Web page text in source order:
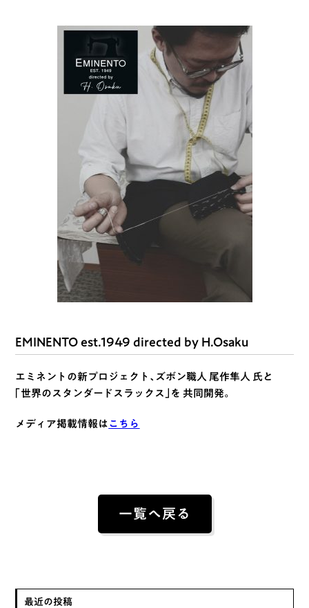
EMINENTO est.1949 directed by H.Osaku
エミネントの新プロジェクト、ズボン職人 尾作隼人 氏と
「世界のスタンダードスラックス」を 共同開発。
メディア掲載情報は こちら
一覧へ戻る
最近の投稿